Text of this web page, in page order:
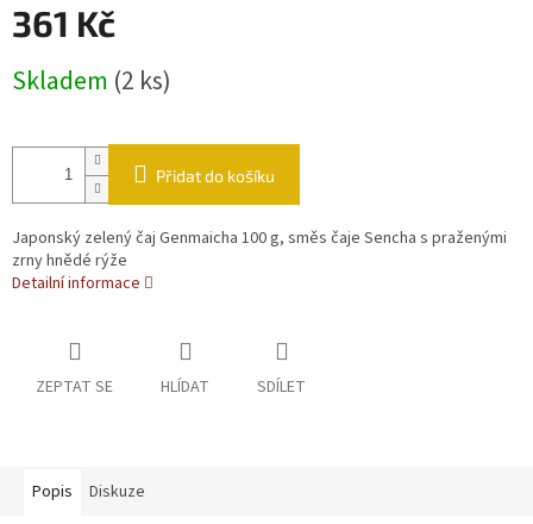
361 Kč
Skladem (2 ks)
Přidat do košíku
Japonský zelený čaj Genmaicha 100 g, směs čaje Sencha s praženými
zrny hnědé rýže
Detailní informace
ZEPTAT SE HLÍDAT SDÍLET
Popis Diskuze